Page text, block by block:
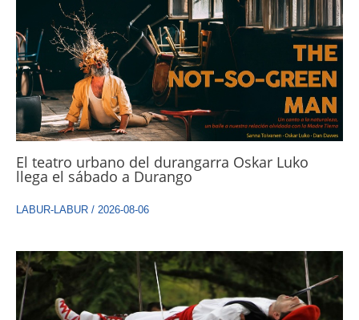
El teatro urbano del durangarra Oskar Luko
llega el sábado a Durango
LABUR-LABUR / 2026-08-06